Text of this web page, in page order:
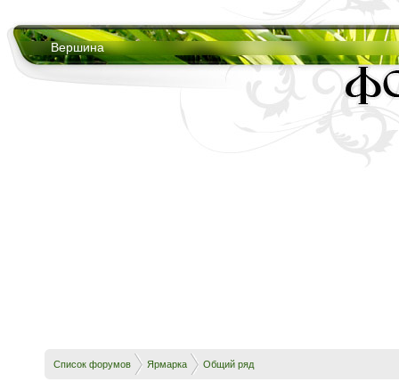
Вершина
Список форумов Ярмарка Общий ряд